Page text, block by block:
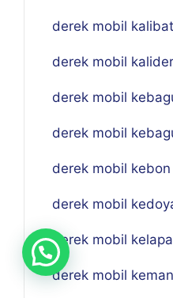
derek mobil
derek mobil
derek mobil
derek mobil
derek mobil
derek mobil
derek mobil
derek mobil